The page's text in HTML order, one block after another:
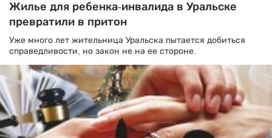
Жилье для ребенка-инвалида в Уральске
превратили в притон
Уже много лет жительница Уральска пытается добиться
справедливости, но закон не на ее стороне.